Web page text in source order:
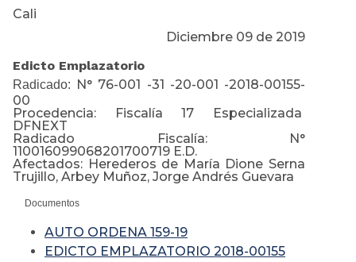
Cali
Diciembre 09 de 2019
Edicto Emplazatorio
Radicado: N° 76-001 -31 -20-001 -2018-00155-
00
Procedencia: Fiscalía 17 Especializada
DFNEXT
Radicado Fiscalía: N°
110016099068201700719 E.D.
Afectados: Herederos de María Dione Serna
Trujillo, Arbey Muñoz, Jorge Andrés Guevara
Documentos
AUTO ORDENA 159-19
EDICTO EMPLAZATORIO 2018-00155